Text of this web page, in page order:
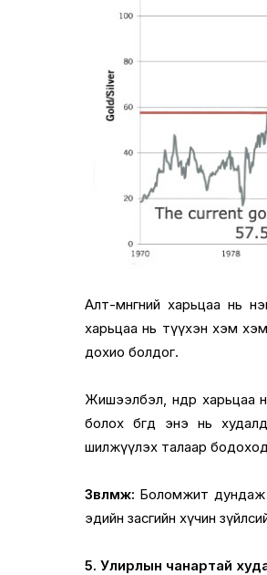
Алт-мөнгөний харьцаа нь
харьцаа нь түүхэн хэм
дохио болдог.
Жишээлбэл, өндөр харьцаа
болох бөгөөд энэ нь
шилжүүлэх талаар
Зөвлөмж: Боломжит дундаж
эдийн засгийн хүчин
5. Улирлын чанартай